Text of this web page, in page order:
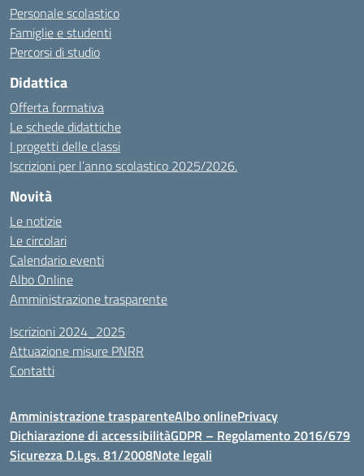
Personale scolastico
Famiglie e studenti
Percorsi di studio
Didattica
Offerta formativa
Le schede didattiche
I progetti delle classi
Iscrizioni per l’anno scolastico 2025/2026.
Novità
Le notizie
Le circolari
Calendario eventi
Albo Online
Amministrazione trasparente
Iscrizioni 2024_2025
Attuazione misure PNRR
Contatti
Amministrazione trasparenteAlbo onlinePrivacy
Dichiarazione di accessibilitàGDPR – Regolamento 2016/679
Sicurezza D.Lgs. 81/2008Note legali